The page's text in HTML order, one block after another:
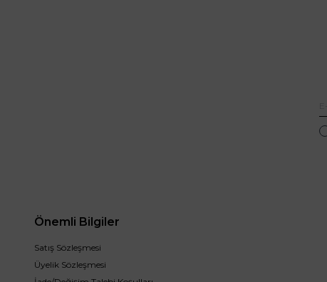
Önemli Bilgiler
Satış Sözleşmesi
Üyelik Sözleşmesi